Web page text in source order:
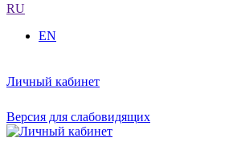
RU
EN
Личный кабинет
Версия для слабовидящих